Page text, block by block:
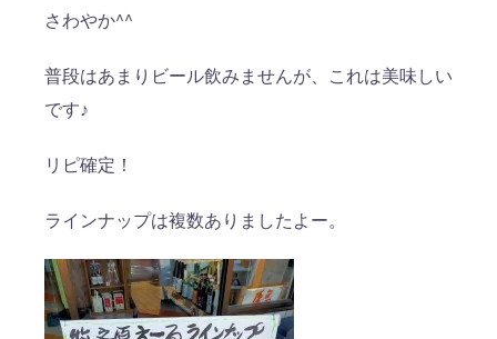
さわやか^^
普段はあまりビール飲みませんが、これは美味しい
です♪
リピ確定！
ラインナップは複数ありましたよー。